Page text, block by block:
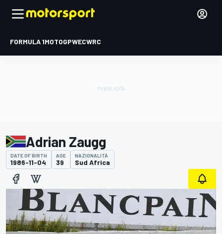
FORMULA 1MOTOGPWECWRC
Adrian Zaugg
DATE OF BIRTH
1986-11-04
AGE
39
NAZIONALITÀ
Sud Africa